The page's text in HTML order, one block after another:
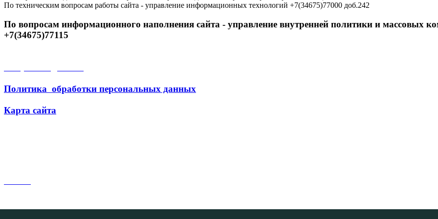
По техническим вопросам работы сайта - управление информационных технологий +7(34675)77000 доб.242
По вопросам информационного наполнения сайта - управление внутренней политики и массовых
+7(34675)77115
Политика обработки персональных данных
Карта сайта